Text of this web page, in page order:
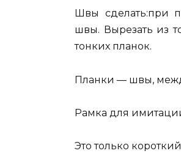
Швы сделать:при
швы. Вырезать из
тонких планок.
Планки — швы,
Рамка для
Это только